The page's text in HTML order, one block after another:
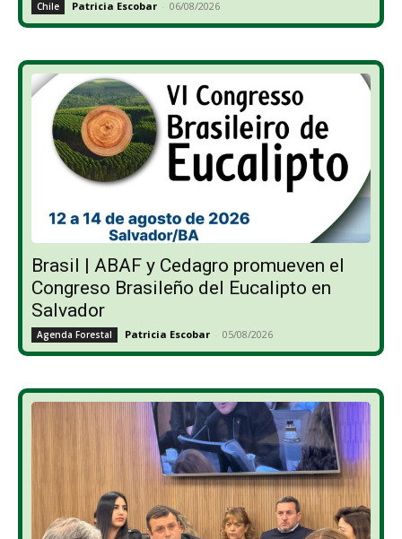
Chile Patricia Escobar - 06/08/2026
Brasil | ABAF y Cedagro promueven el
Congreso Brasileño del Eucalipto en
Salvador
Agenda Forestal Patricia Escobar - 05/08/2026